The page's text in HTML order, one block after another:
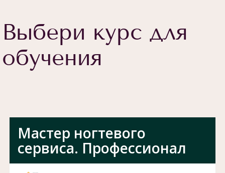
Выбери курс для
обучения
Мастер ногтевого
сервиса. Профессионал